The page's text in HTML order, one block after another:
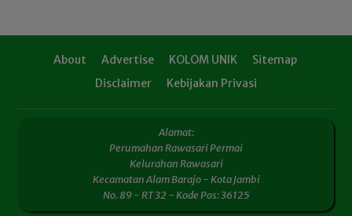
About Advertise KOLOM UNIK
Sitemap
Disclaimer
Kebijakan Privasi
Alamat:
Perumahan Rawasari Permai
Kelurahan Rawasari
Kecamatan Alam Barajo - Kota Jambi
No. 89 - RT 32 - Kode Pos: 36125